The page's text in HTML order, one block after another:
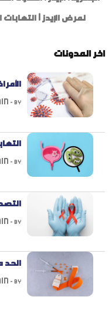
لمرض الإيدز|التهابات
اخر المدونات
By -
By -
By -
الحد
By -